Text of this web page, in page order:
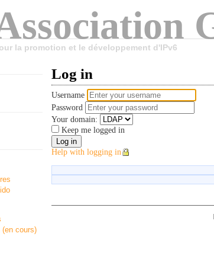
la promotion et le développement d'IPv6
Log in
Username
Password
Your domain:
Keep me logged in
Help with logging in
(en cours)